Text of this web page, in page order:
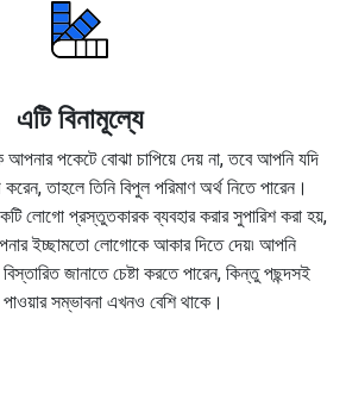
এটি বিনামূল্যে
পকেটে বোঝা চাপিয়ে দেয় না, তবে আপনি যদি
তাহলে তিনি বিপুল পরিমাণ অর্থ নিতে পারেন।
লোগো প্রস্তুতকারক ব্যবহার করার সুপারিশ করা হয়,
ইচ্ছামতো লোগোকে আকার দিতে দেয়৷ আপনি
জানাতে চেষ্টা করতে পারেন, কিন্তু পছন্দসই
সম্ভাবনা এখনও বেশি থাকে।